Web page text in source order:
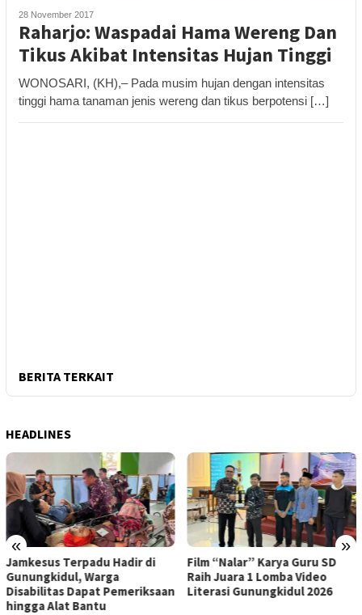
28 November 2017
Raharjo: Waspadai Hama Wereng Dan
Tikus Akibat Intensitas Hujan Tinggi
WONOSARI, (KH),– Pada musim hujan dengan intensitas
tinggi hama tanaman jenis wereng dan tikus berpotensi […]
BERITA TERKAIT
HEADLINES
« »
Jamkesus Terpadu Hadir di
Gunungkidul, Warga
Disabilitas Dapat Pemeriksaan
hingga Alat Bantu
Film “Nalar” Karya Guru SD
Raih Juara 1 Lomba Video
Literasi Gunungkidul 2026